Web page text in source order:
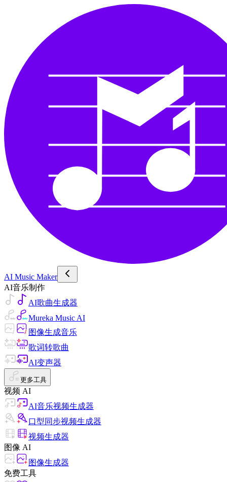
AI Music Maker
AI音乐制作
AI歌曲生成器
Mureka Music AI
图像生成音乐
歌词转歌曲
AI变声器
更多工具
视频 AI
AI音乐视频生成器
口型同步视频生成器
视频生成器
图像 AI
图像生成器
免费工具